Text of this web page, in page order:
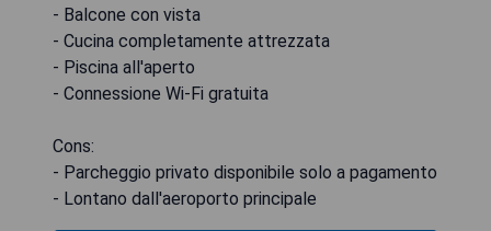
- Balcone con vista
- Cucina completamente attrezzata
- Piscina all'aperto
- Connessione Wi-Fi gratuita
Cons:
- Parcheggio privato disponibile solo a pagamento
- Lontano dall'aeroporto principale